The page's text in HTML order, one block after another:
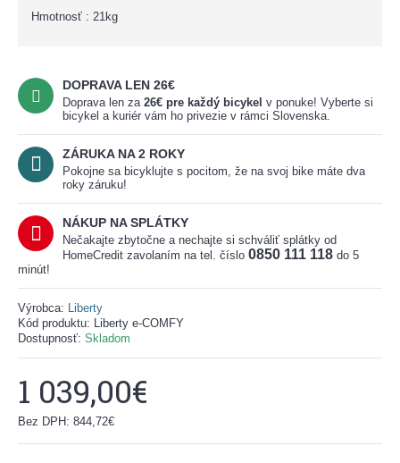
Hmotnosť : 21kg
DOPRAVA LEN 26€
Doprava len za 26€ pre každý bicykel v ponuke! Vyberte si
bicykel a kuriér vám ho privezie v rámci Slovenska.
ZÁRUKA NA 2 ROKY
Pokojne sa bicyklujte s pocitom, že na svoj bike máte dva
roky záruku!
NÁKUP NA SPLÁTKY
Nečakajte zbytočne a nechajte si schváliť splátky od
HomeCredit zavolaním na tel. číslo 0850 111 118 do 5
minút!
Výrobca: Liberty
Kód produktu: Liberty e-COMFY
Dostupnosť: Skladom
1 039,00€
Bez DPH: 844,72€